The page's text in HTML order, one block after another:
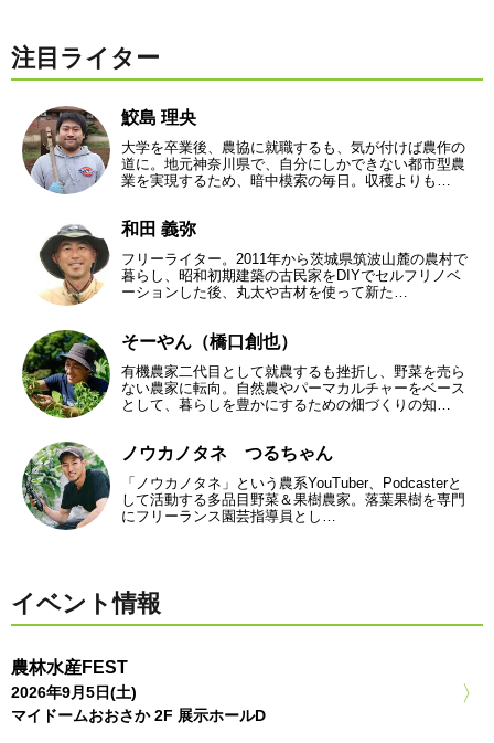
注目ライター
鮫島 理央
大学を卒業後、農協に就職するも、気が付けば農作の
道に。地元神奈川県で、自分にしかできない都市型農
業を実現するため、暗中模索の毎日。収穫よりも…
和田 義弥
フリーライター。2011年から茨城県筑波山麓の農村で
暮らし、昭和初期建築の古民家をDIYでセルフリノベ
ーションした後、丸太や古材を使って新た…
そーやん（橋口創也）
有機農家二代目として就農するも挫折し、野菜を売ら
ない農家に転向。自然農やパーマカルチャーをベース
として、暮らしを豊かにするための畑づくりの知…
ノウカノタネ つるちゃん
「ノウカノタネ」という農系YouTuber、Podcasterと
して活動する多品目野菜＆果樹農家。落葉果樹を専門
にフリーランス園芸指導員とし…
イベント情報
農林水産FEST
2026年9月5日(土)
マイドームおおさか 2F 展示ホールD